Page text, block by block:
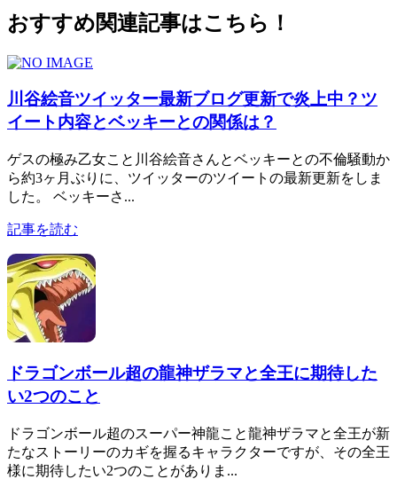
おすすめ関連記事はこちら！
川谷絵音ツイッター最新ブログ更新で炎上中？ツ
イート内容とベッキーとの関係は？
ゲスの極み乙女こと川谷絵音さんとベッキーとの不倫騒動か
ら約3ヶ月ぶりに、ツイッターのツイートの最新更新をしま
した。 ベッキーさ...
記事を読む
ドラゴンボール超の龍神ザラマと全王に期待した
い2つのこと
ドラゴンボール超のスーパー神龍こと龍神ザラマと全王が新
たなストーリーのカギを握るキャラクターですが、その全王
様に期待したい2つのことがありま...